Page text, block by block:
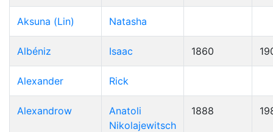
Aksuna (Lin) Natasha
Albéniz Isaac 1860
Alexander Rick
Alexandrow
Anatoli
Nikolajewitsch
1888